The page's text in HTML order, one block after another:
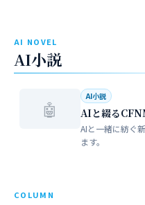
AI NOVEL
AI小説
🤖
AI小説
AIと綴る
AIと一緒に紡ぐ
ます。
COLUMN